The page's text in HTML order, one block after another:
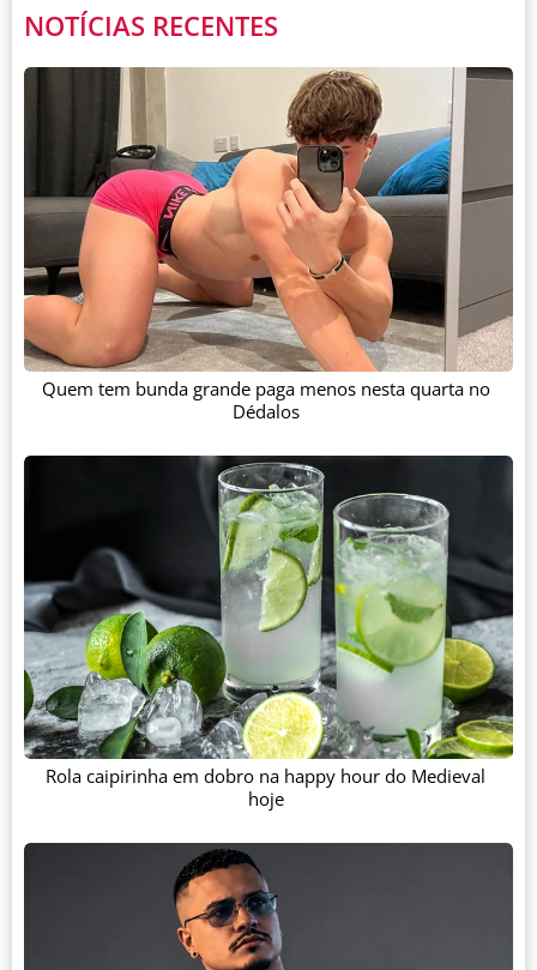
NOTÍCIAS RECENTES
Quem tem bunda grande paga menos nesta quarta no
Dédalos
Rola caipirinha em dobro na happy hour do Medieval
hoje